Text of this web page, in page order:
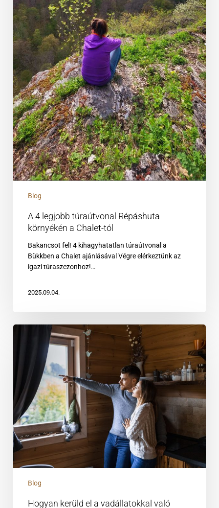
Blog
A 4 legjobb túraútvonal Répáshuta
környékén a Chalet-tól
Bakancsot fel! 4 kihagyhatatlan túraútvonal a
Bükkben a Chalet ajánlásával Végre elérkeztünk az
igazi túraszezonhoz!…
2025.09.04.
vadállatokkal
való
találkozást
a
Bükkben?
Blog
Hogyan kerüld el a vadállatokkal való